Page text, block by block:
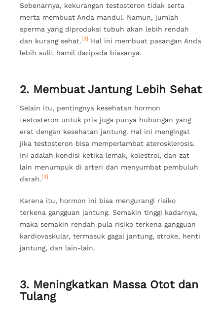
Sebenarnya, kekurangan testosteron tidak serta
merta membuat Anda mandul. Namun, jumlah
sperma yang diproduksi tubuh akan lebih rendah
dan kurang sehat. [2] Hal ini membuat pasangan Anda
lebih sulit hamil daripada biasanya.
2. Membuat Jantung Lebih Sehat
Selain itu, pentingnya kesehatan hormon
testosteron untuk pria juga punya hubungan yang
erat dengan kesehatan jantung. Hal ini mengingat
jika testosteron bisa memperlambat aterosklerosis.
Ini adalah kondisi ketika lemak, kolestrol, dan zat
lain menumpuk di arteri dan menyumbat pembuluh
darah. [3]
Karena itu, hormon ini bisa mengurangi risiko
terkena gangguan jantung. Semakin tinggi kadarnya,
maka semakin rendah pula risiko terkena gangguan
kardiovaskular, termasuk gagal jantung, stroke, henti
jantung, dan lain-lain.
3. Meningkatkan Massa Otot dan
Tulang